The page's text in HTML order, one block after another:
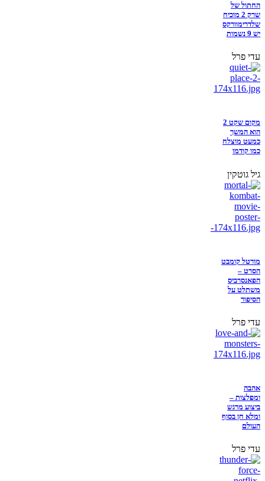
החתול של
שרק 2 מוכיח
שלדרימוורקס
יש 9 נשמות
עדי פרל
מקום שקט 2
הוא המשך
כמעט מוצלח
כמו קודמו
גיל גוטקין
מורטל קומבט
הסרט –
הפאנסרביס
משתלט על
הסיפור
עדי פרל
אהבה
ומפלצות –
ביצוע מרגש
ומלא חן בסוף
העולם
עדי פרל